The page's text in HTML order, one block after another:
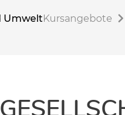
UmweltKursangebote